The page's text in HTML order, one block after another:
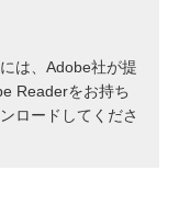
は、Adobe社が提
Readerをお持ち
ロードしてくださ